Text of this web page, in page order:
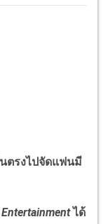
นตรงไปจัดแฟนมี
ได้